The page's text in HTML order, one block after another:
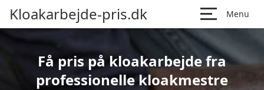
Kloakarbejde-pris.dk Menu
Få pris på kloakarbejde fra
professionelle kloakmestre